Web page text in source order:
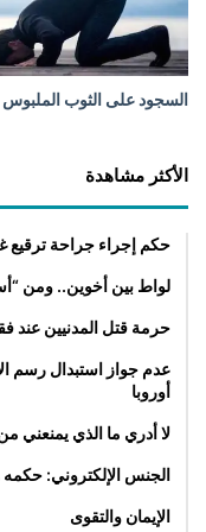
ي
ف
ض
السجود على الثوب الملبوس
الأكثر مشاهدة
حكم إجراء جراحة ترقيع
لواط بين أخوين.. ومن
حرمة قتل المدنيين عند
عدم جواز استبدال رسم
أوروبا
لا أدري ما الذي يمنعني
الجنس الإلكتروني: حكمه
الإيمان والتقوى